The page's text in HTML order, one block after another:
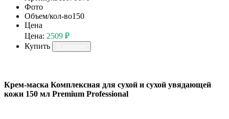
Фото
Объем/кол-во150
Цена
Цена: 2509 ₽
Купить
Крем-маска Комплексная для сухой и сухой увядающей
кожи 150 мл Premium Professional